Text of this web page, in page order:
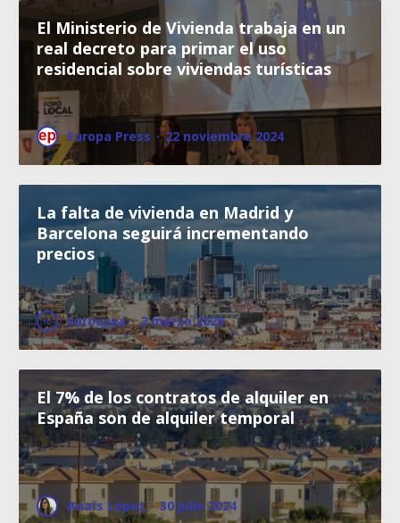
El Ministerio de Vivienda trabaja en un
real decreto para primar el uso
residencial sobre viviendas turísticas
Europa Press · 22 noviembre 2024
La falta de vivienda en Madrid y
Barcelona seguirá incrementando
precios
Fotocasa · 2 marzo 2020
El 7% de los contratos de alquiler en
España son de alquiler temporal
Anaïs López · 30 julio 2024